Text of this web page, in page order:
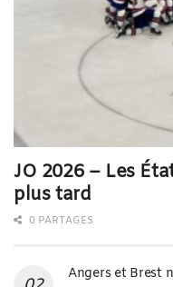
JO 2026 – Les
plus tard
0 PARTAGES
Angers et Brest